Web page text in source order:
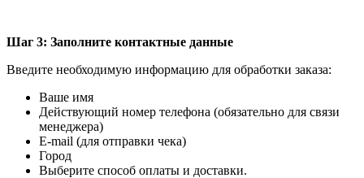
Шаг 3: Заполните контактные данные
Введите необходимую информацию для обработки заказа:
Ваше имя
Действующий номер телефона (обязательно для связи
менеджера)
E-mail (для отправки чека)
Город
Выберите способ оплаты и доставки.